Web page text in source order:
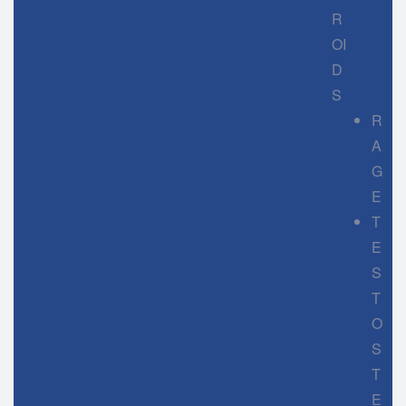
R
OI
D
S
R
A
G
E
T
E
S
T
O
S
T
E